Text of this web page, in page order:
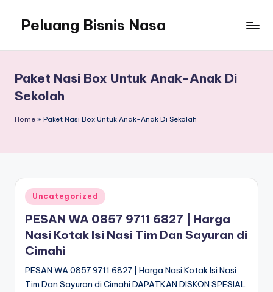
Peluang Bisnis Nasa
Paket Nasi Box Untuk Anak-Anak Di
Sekolah
Home » Paket Nasi Box Untuk Anak-Anak Di Sekolah
Posted
in
Uncategorized
PESAN WA 0857 9711 6827 | Harga
Nasi Kotak Isi Nasi Tim Dan Sayuran di
Cimahi
PESAN WA 0857 9711 6827 | Harga Nasi Kotak Isi Nasi
Tim Dan Sayuran di Cimahi DAPATKAN DISKON SPESIAL